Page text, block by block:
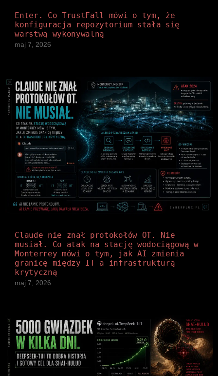
Enter. Co TrustFall mówi o tym, że
konfiguracja repozytorium stała się
warstwą wykonywalną
maj 7, 2026
Claude nie znał protokołów OT. Nie
musiał. Co atak na stację wodociągową w
Monterrey mówi o tym, jak AI zmienia
granicę między IT a infrastrukturą
krytyczną
maj 7, 2026